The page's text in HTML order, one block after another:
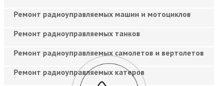
Ремонт радиоуправляемых машин и мотоциклов
Ремонт радиоуправляемых танков
Ремонт радиоуправляемых самолетов и вертолетов
Ремонт радиоуправляемых катеров